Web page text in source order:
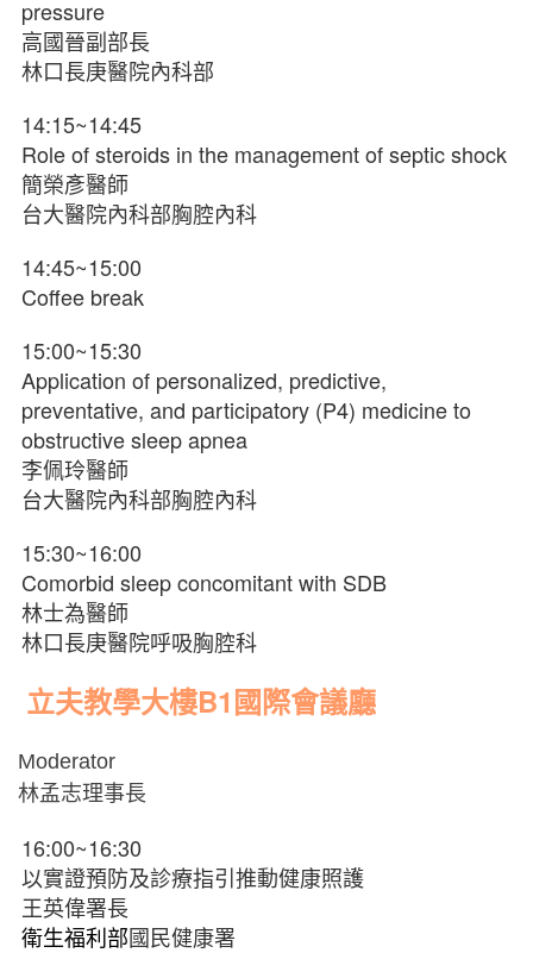
pressure
高國晉副部長
林口長庚醫院內科部
14:15~14:45
Role of steroids in the management of septic shock
簡榮彥醫師
台大醫院內科部胸腔內科
14:45~15:00
Coffee break
15:00~15:30
Application of personalized, predictive,
preventative, and participatory (P4) medicine to
obstructive sleep apnea
李佩玲醫師
台大醫院內科部胸腔內科
15:30~16:00
Comorbid sleep concomitant with SDB
林士為醫師
林口長庚醫院呼吸胸腔科
立夫教學大樓B1國際會議廳
Moderator
林孟志理事長
16:00~16:30
以實證預防及診療指引推動健康照護
王英偉署長
衛生福利部國民健康署